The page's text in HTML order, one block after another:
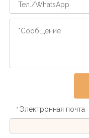
* Электронная почта